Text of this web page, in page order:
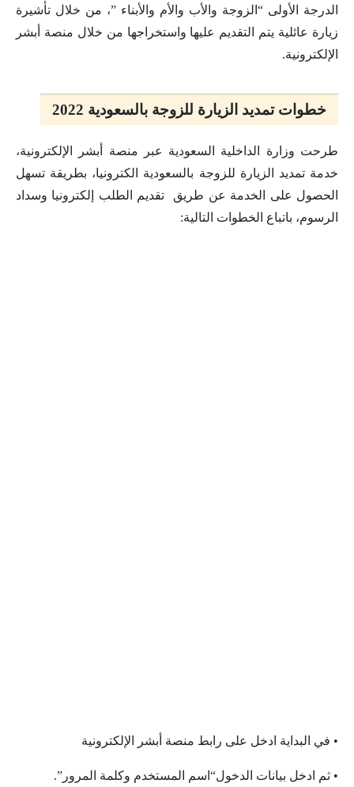
الدرجة الأولى “الزوجة والأب والأم والأبناء ”، من خلال تأشيرة
زيارة عائلية يتم التقديم عليها واستخراجها من خلال منصة أبشر
الإلكترونية.
خطوات تمديد الزيارة للزوجة بالسعودية 2022
طرحت وزارة الداخلية السعودية عبر منصة أبشر الإلكترونية،
خدمة تمديد الزيارة للزوجة بالسعودية الكترونيا، بطريقة تسهل
الحصول على الخدمة عن طريق تقديم الطلب إلكترونيا وسداد
الرسوم، باتباع الخطوات التالية:
• في البداية ادخل على رابط منصة أبشر الإلكترونية
• ثم ادخل بيانات الدخول“اسم المستخدم وكلمة المرور”.